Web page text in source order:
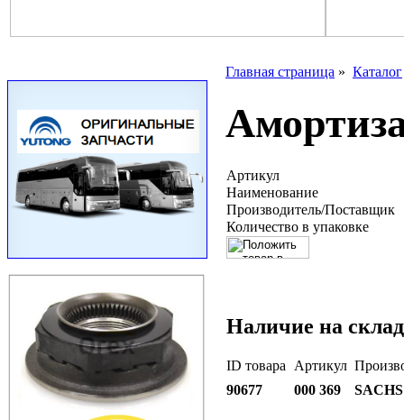
Главная страница » Каталог
Артикул
Наименование
Производитель/Поставщик
Количество в упаковке
Наличие на
ID товара Артикул
90677
000 369 SACHS